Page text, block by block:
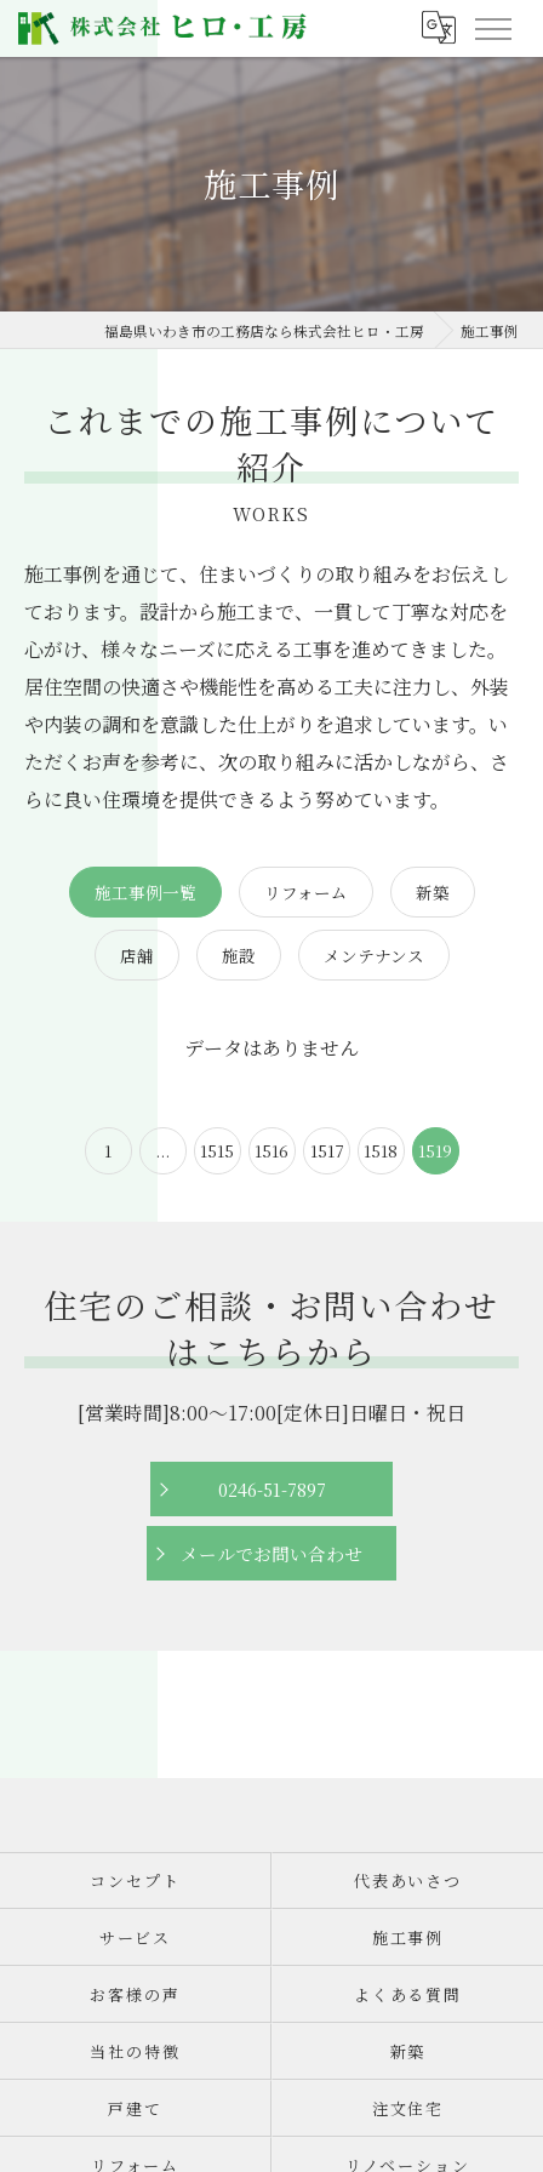
施工事例
福島県いわき市の工務店なら株式会社ヒロ・工房 施工事例
これまでの施工事例について
紹介
WORKS
施工事例を通じて、住まいづくりの取り組みをお伝えし
ております。設計から施工まで、一貫して丁寧な対応を
心がけ、様々なニーズに応える工事を進めてきました。
居住空間の快適さや機能性を高める工夫に注力し、外装
や内装の調和を意識した仕上がりを追求しています。い
ただくお声を参考に、次の取り組みに活かしながら、さ
らに良い住環境を提供できるよう努めています。
施工事例一覧 リフォーム 新築
店舗 施設 メンテナンス
データはありません
1 ... 1515 1516 1517 1518 1519
住宅のご相談・お問い合わせ
はこちらから
[営業時間]8:00～17:00[定休日]日曜日・祝日
0246-51-7897
メールでお問い合わせ
コンセプト 代表あいさつ
サービス 施工事例
お客様の声 よくある質問
当社の特徴 新築
戸建て 注文住宅
リフォーム リノベーション